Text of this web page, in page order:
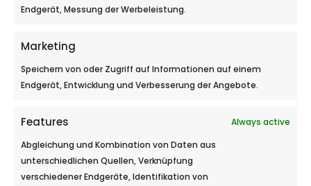
Endgerät, Messung der Werbeleistung.
Marketing
Speichern von oder Zugriff auf Informationen auf einem
Endgerät, Entwicklung und Verbesserung der Angebote.
Features
Always active
Abgleichung und Kombination von Daten aus
unterschiedlichen Quellen, Verknüpfung
verschiedener Endgeräte, Identifikation von
Traitement de l’eau